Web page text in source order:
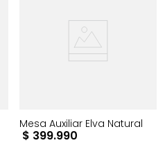
Mesa Auxiliar Elva Natural
$ 399.990